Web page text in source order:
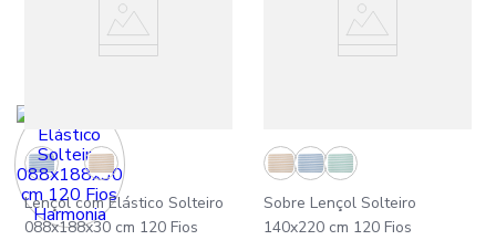
Lençol com Elástico Solteiro
088x188x30 cm 120 Fios
Sobre Lençol Solteiro
140x220 cm 120 Fios